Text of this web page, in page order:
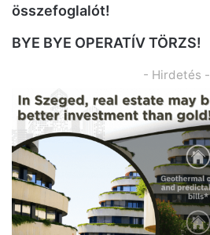
összefoglalót!
BYE BYE OPERATÍV TÖRZS!
- Hirdetés -